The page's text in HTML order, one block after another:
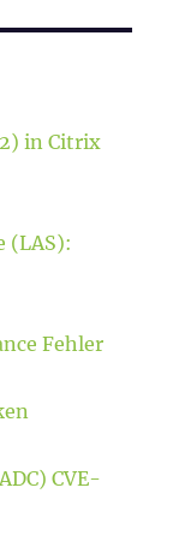
in Citrix
(LAS):
Fehler
CVE-